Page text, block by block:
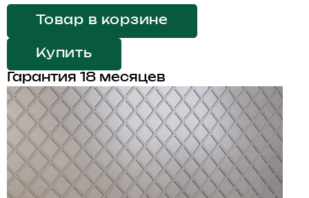
Товар в корзине
Купить
Гарантия 18 месяцев